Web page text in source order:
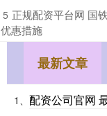
5 正规配资平台网 国
优惠措施
最新文章
1、 配资公司官网